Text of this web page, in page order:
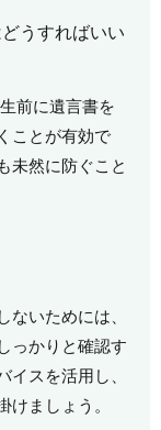
うすればいい
前に遺言書を
ことが有効で
未然に防ぐこと
ないためには、
っかりと確認す
イスを活用し、
けましょう。